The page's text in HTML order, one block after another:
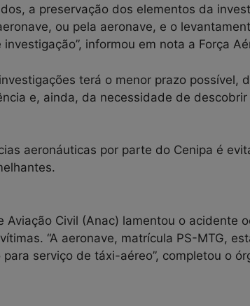
a preservação dos elementos da
ou pela aeronave, e o
informou em nota a Força
terá o menor prazo possível,
e, ainda, da necessidade de descobrir
aeronáuticas por parte do Cenipa é
Civil (Anac) lamentou o acidente
“A aeronave, matrícula PS-MTG,
serviço de táxi-aéreo”, completou o